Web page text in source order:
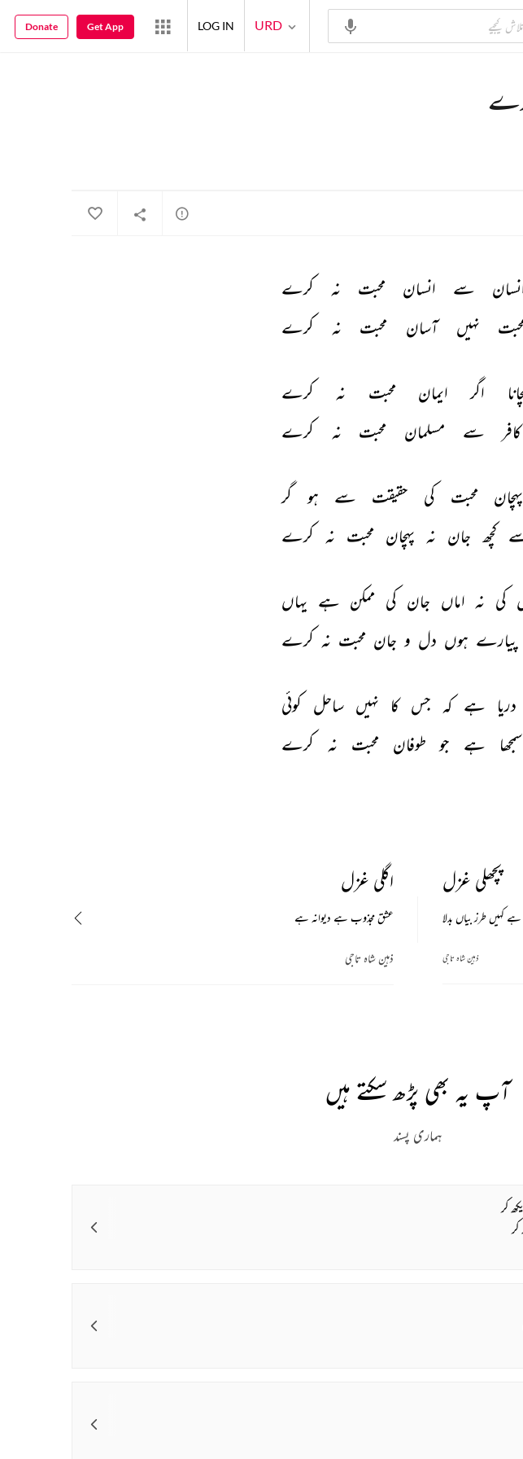
سے انسان محبت نہ
کرے
نہیں آسان محبت نہ کرے
اگر ایمان محبت نہ
کرے
کافر سے مسلمان محبت نہ کرے
پہچان محبت کی حقیقت سے ہو
گر
کچھ جان نہ پہچان محبت نہ کرے
کی نہ اماں جان کی ممکن ہے یہاں
پیارے ہوں دل و جان محبت نہ کرے
دریا ہے کہ جس کا نہیں ساحل کوئی
سمجھا ہے جو طوفان محبت نہ کرے
اگلی غزل
عشق مجذوب ہے دیوانہ ہے
ذہین شاہ تاجی
پچھلی غزل
ہے کہیں طرز بیاں بدلا
ذہین شاہ تاجی
آپ یہ بھی پڑھ سکتے ہیں
ہماری پسند
کر
URD
LOG IN
Get App
Donate